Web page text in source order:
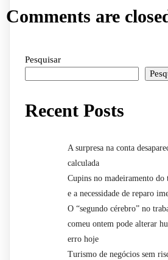
Comments are
Pesquisar
Recent Posts
A surpresa na conta
calculada
Cupins no madeiramento do
e a necessidade de reparo
O “segundo cérebro” no
comeu ontem pode alterar
erro hoje
Turismo de negócios sem